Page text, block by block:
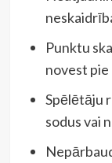
Punktu
novest pie
Spēlētāju
sodus vai